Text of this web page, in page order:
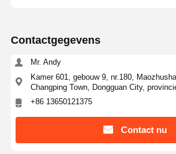
Contactgegevens
Mr. Andy
Kamer 601, gebouw 9, nr.180,
Changping Town, Dongguan City,
+86 13650121375
Contact nu